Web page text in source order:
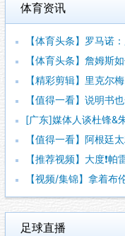
体育资讯
【体育头条】罗马诺：
【体育头条】詹姆斯如
【精彩剪辑】里克尔梅
【值得一看】说明书也
[广东]媒体人谈杜锋&朱
【值得一看】阿根廷太
【推荐视频】大度❗️帕
【视频/集锦】拿着布
足球直播